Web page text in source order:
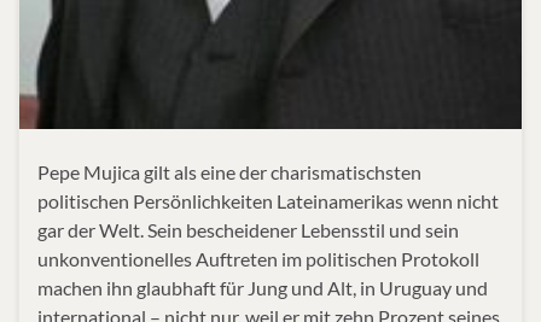
Pepe Mujica gilt als eine der charismatischsten
politischen Persönlichkeiten Lateinamerikas wenn nicht
gar der Welt. Sein bescheidener Lebensstil und sein
unkonventionelles Auftreten im politischen Protokoll
machen ihn glaubhaft für Jung und Alt, in Uruguay und
international – nicht nur, weil er mit zehn Prozent seines